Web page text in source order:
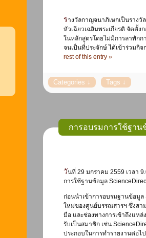
รางวัลกาญจนาภิเษกเป็นรางวัลที่พระบาทสมเด็จพระเจ้าอยู่หัวทรงพระกรุณาโปรดเกล้าฯ พระราชทานให้ มหาวิทยาลัย
หัวเฉียวเฉลิมพระเกียรติ จัดตั้
ในหลักสูตรโดยไม่มีการลาพัก
จนเป็นที่ประจักษ์ ได้เข้าร่วมกิ
rest of this entry »
การอบรมการใช้ฐาน
วันที่ 29 มกราคม 2559 เวลา 9.00-11.00 น. ศูนย์บรรณสารสนเทศ มหาวิทยาลัยหัวเฉียวเฉลิมพระเกียรติ ได้จัดการอบรม
การใช้ฐานข้อมูล
ก่อนนำเข้าการอบรมฐานข้อมู
ใหม่ของศูนย์บรรณสารฯ ซึ่งสา
มือ และช่องทางการเข้าถึงแห
รับเป็นสมาชิก เช่น
ประกอบในการทำรายงานต่อไ